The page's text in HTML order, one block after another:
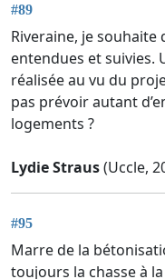
#89
Riveraine, je
entendues et suivies.
réalisée au vu du
pas prévoir autant
logements ?
Lydie Straus(Uccle,
#95
Marre de la
toujours la chasse à